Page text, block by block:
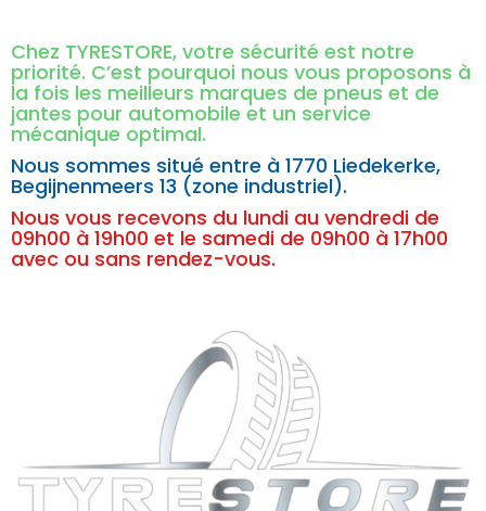
Chez TYRESTORE, votre sécurité est notre
priorité. C’est pourquoi nous vous proposons à
la fois les meilleurs marques de pneus et de
jantes pour automobile et un service
mécanique optimal.
Nous sommes situé entre à 1770 Liedekerke,
Begijnenmeers 13 (zone industriel).
Nous vous recevons du lundi au vendredi de
09h00 à 19h00 et le samedi de 09h00 à 17h00
avec ou sans rendez-vous.